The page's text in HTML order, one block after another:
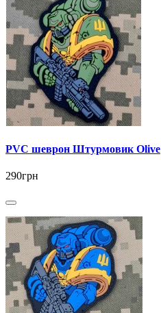
PVC шеврон Штурмовик Olive
290грн